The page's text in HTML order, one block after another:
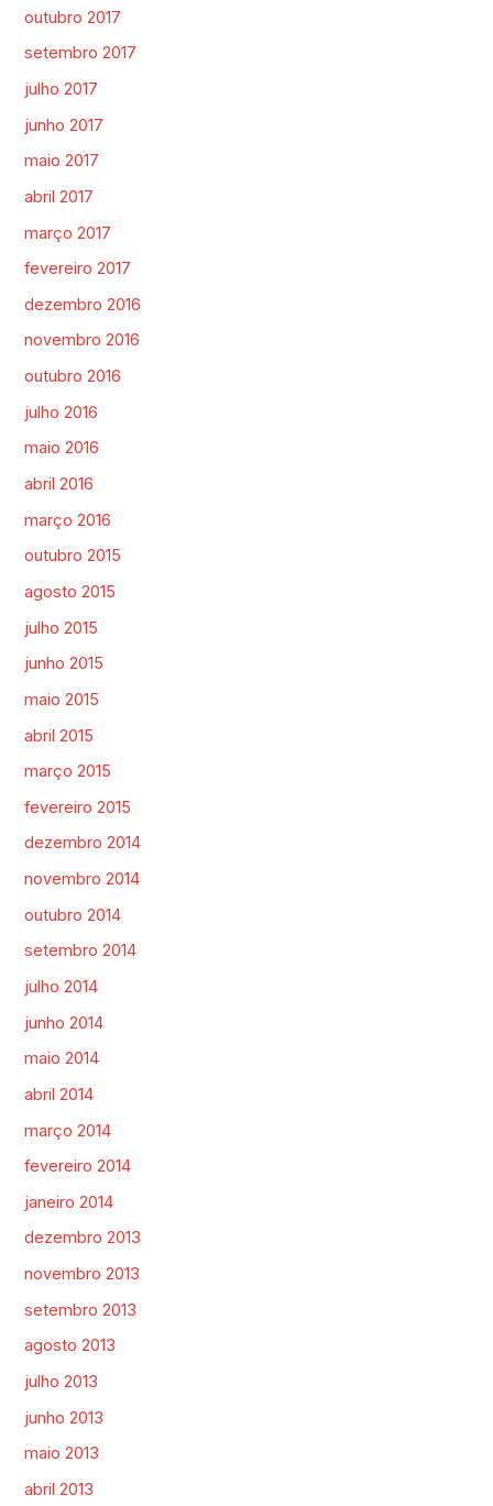
outubro 2017
setembro 2017
julho 2017
junho 2017
maio 2017
abril 2017
março 2017
fevereiro 2017
dezembro 2016
novembro 2016
outubro 2016
julho 2016
maio 2016
abril 2016
março 2016
outubro 2015
agosto 2015
julho 2015
junho 2015
maio 2015
abril 2015
março 2015
fevereiro 2015
dezembro 2014
novembro 2014
outubro 2014
setembro 2014
julho 2014
junho 2014
maio 2014
abril 2014
março 2014
fevereiro 2014
janeiro 2014
dezembro 2013
novembro 2013
setembro 2013
agosto 2013
julho 2013
junho 2013
maio 2013
abril 2013